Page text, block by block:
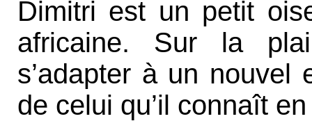
Dimitri est un petit
africaine. Sur la
s’adapter à un nouvel
de celui qu’il connaît